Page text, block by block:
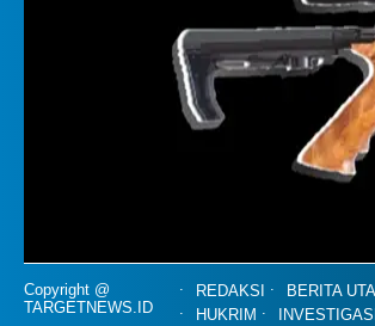
Copyright @
TARGETNEWS.ID
REDAKSI BERITA
HUKRIM
INVESTIGASI